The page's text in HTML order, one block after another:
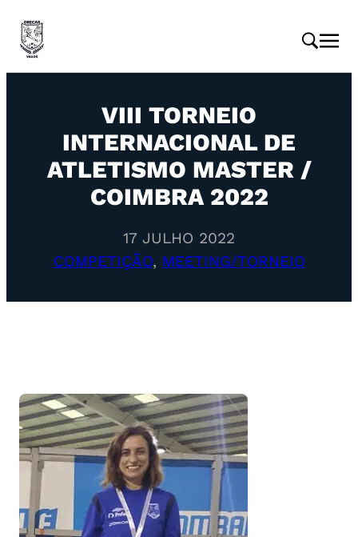
VIII TORNEIO
INTERNACIONAL DE
ATLETISMO MASTER /
COIMBRA 2022
17 JULHO 2022
COMPETIÇÃO, MEETING/TORNEIO